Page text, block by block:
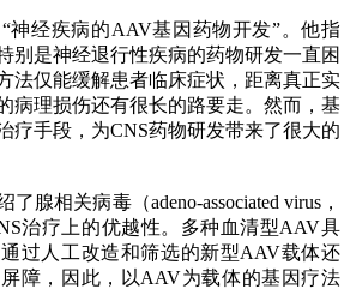
神经疾病的AAV基因药物开发”。他指
别是神经退行性疾病的药物研发一直困
法仅能缓解患者临床症状，距离真正实
病理损伤还有很长的路要走。然而，基
疗手段，为CNS药物研发带来了很大的
腺相关病毒（adeno-associated virus，
治疗上的优越性。多种血清型AAV具
过人工改造和筛选的新型AAV载体还
障，因此，以AAV为载体的基因疗法